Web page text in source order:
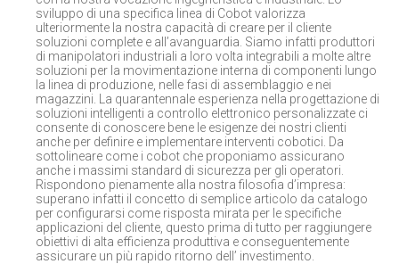
sviluppo di una specifica linea di Cobot valorizza
ulteriormente la nostra capacità di creare per il cliente
soluzioni complete e all’avanguardia. Siamo infatti produttori
di manipolatori industriali a loro volta integrabili a molte altre
soluzioni per la movimentazione interna di componenti lungo
la linea di produzione, nelle fasi di assemblaggio e nei
magazzini. La quarantennale esperienza nella progettazione di
soluzioni intelligenti a controllo elettronico personalizzate ci
consente di conoscere bene le esigenze dei nostri clienti
anche per definire e implementare interventi cobotici. Da
sottolineare come i cobot che proponiamo assicurano
anche i massimi standard di sicurezza per gli operatori.
Rispondono pienamente alla nostra filosofia d’impresa:
superano infatti il concetto di semplice articolo da catalogo
per configurarsi come risposta mirata per le specifiche
applicazioni del cliente, questo prima di tutto per raggiungere
obiettivi di alta efficienza produttiva e conseguentemente
assicurare un più rapido ritorno dell’ investimento.